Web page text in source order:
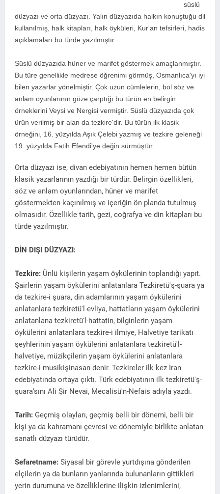
süslü
düzyazı ve orta düzyazı. Yalın düzyazıda halkın konuştuğu dil
kullanılmış, halk kitapları, halk öyküleri, Kur'an tefsirleri, hadis
açıklamaları bu türde yazılmıştır.
Süslü düzyazıda hüner ve marifet göstermek amaçlanmıştır.
Bu türe genellikle medrese öğrenimi görmüş, Osmanlıca'yı iyi
bilen yazarlar yönelmiştir. Çok uzun cümlelerin, bol söz ve
anlam oyunlarının göze çarptığı bu türün en belirgin
örneklerini Veysi ve Nergisi vermiştir. Süslü düzyazıda çok
ürün verilmiş bir alan da tezkire'dir. Bu türün ilk klasik
örneğini, 16. yüzyılda Aşık Çelebi yazmış ve tezkire geleneği
19. yüzyılda Fatih Efendi'ye değin sürmüştür.
Orta düzyazı ise, divan edebiyatının hemen hemen bütün
klasik yazarlarının yazdığı bir türdür. Belirgin özellikleri,
söz ve anlam oyunlarından, hüner ve marifet
göstermekten kaçınılmış ve içeriğin ön planda tutulmuş
olmasıdır. Özellikle tarih, gezi, coğrafya ve din kitapları bu
türde yazılmıştır.
DİN DIŞI DÜZYAZI:
Tezkire: Ünlü kişilerin yaşam öykülerinin toplandığı yapıt.
Şairlerin yaşam öykülerini anlatanlara Tezkiretü'ş-şuara ya
da tezkire-i şuara, din adamlarının yaşam öykülerini
anlatanlara tezkiretü'l evliya, hattatların yaşam öykülerini
anlatanlana tezkiretü'l-hattatin, bilginlerin yaşam
öykülerini anlatanlara tezkire-i ilmiye, Halvetiye tarikatı
şeyhlerinin yaşam öykülerini anlatanlara tezkiretü'l-
halvetiye, müzikçilerin yaşam öykülerini anlatanlara
tezkire-i musikişinasan denir. Tezkireler ilk kez İran
edebiyatında ortaya çıktı. Türk edebiyatının ilk tezkiretü'ş-
şuara'sını Ali Şir Nevai, Mecalisü'n-Nefais adıyla yazdı.
Tarih: Geçmiş olayları, geçmiş belli bir dönemi, belli bir
kişi ya da kahramanı çevresi ve dönemiyle birlikte anlatan
sanatlı düzyazı türüdür.
Sefaretname: Siyasal bir görevle yurtdışına gönderilen
elçilerin ya da bunların yanlarında bulunanların gittikleri
yerin durumuna ve özelliklerine ilişkin izlenimlerini,